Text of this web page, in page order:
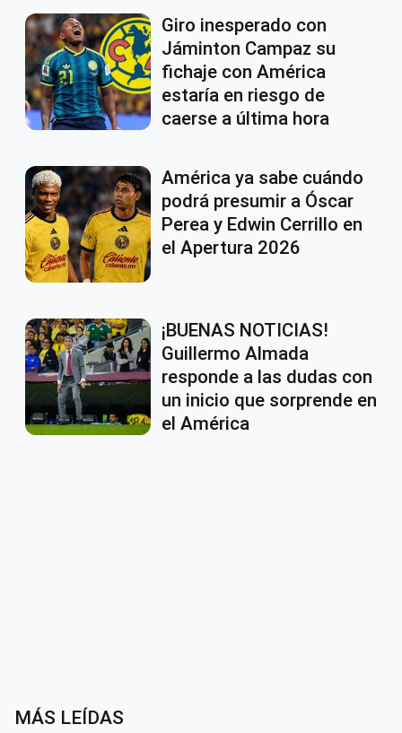
Giro inesperado con
Jáminton Campaz su
fichaje con América
estaría en riesgo de
caerse a última hora
América ya sabe cuándo
podrá presumir a Óscar
Perea y Edwin Cerrillo en
el Apertura 2026
¡BUENAS NOTICIAS!
Guillermo Almada
responde a las dudas con
un inicio que sorprende en
el América
MÁS LEÍDAS